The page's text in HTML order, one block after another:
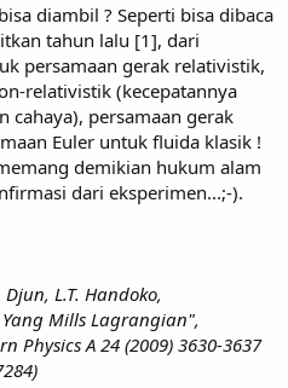
diambil ? Seperti bisa dibaca
tahun lalu [1], dari
persamaan gerak relativistik,
relativistik (kecepatannya
cahaya), persamaan gerak
Euler untuk fluida klasik !
demikian hukum alam
dari eksperimen...;-).
L.T. Handoko,
Mills Lagrangian",
Physics A 24 (2009) 3630-3637